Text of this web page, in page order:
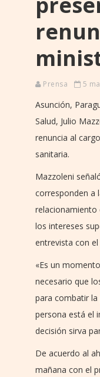
Prensa 5
Asunción,
Salud, Julio
renuncia al
sanitaria.
Mazzoleni
corresponden a
relacionamiento
los intereses
entrevista con el
«Es un
necesario que
para combatir
persona está el
decisión sirva
De acuerdo al
mañana con el